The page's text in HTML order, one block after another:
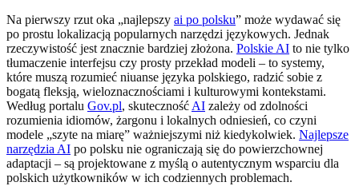
Na pierwszy rzut oka „najlepszy ai po polsku” może wydawać się
po prostu lokalizacją popularnych narzędzi językowych. Jednak
rzeczywistość jest znacznie bardziej złożona. Polskie AI to nie tylko
tłumaczenie interfejsu czy prosty przekład modeli – to systemy,
które muszą rozumieć niuanse języka polskiego, radzić sobie z
bogatą fleksją, wieloznacznościami i kulturowymi kontekstami.
Według portalu Gov.pl, skuteczność AI zależy od zdolności
rozumienia idiomów, żargonu i lokalnych odniesień, co czyni
modele „szyte na miarę” ważniejszymi niż kiedykolwiek. Najlepsze
narzędzia AI po polsku nie ograniczają się do powierzchownej
adaptacji – są projektowane z myślą o autentycznym wsparciu dla
polskich użytkowników w ich codziennych problemach.